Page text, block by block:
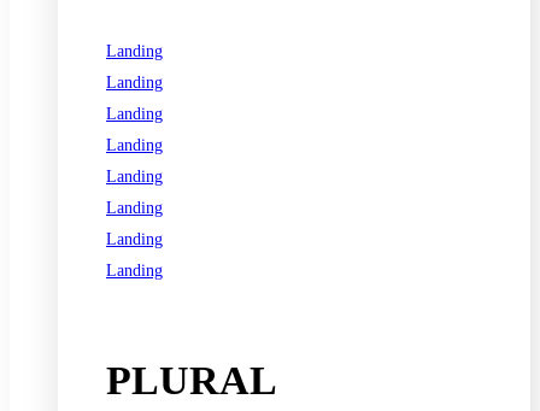
Landing
Landing
Landing
Landing
Landing
Landing
Landing
Landing
PLURAL